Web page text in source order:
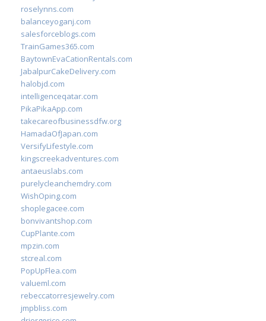
roselynns.com
balanceyoganj.com
salesforceblogs.com
TrainGames365.com
BaytownEvaCationRentals.com
JabalpurCakeDelivery.com
halobjd.com
intelligenceqatar.com
PikaPikaApp.com
takecareofbusinessdfw.org
HamadaOfJapan.com
VersifyLifestyle.com
kingscreekadventures.com
antaeuslabs.com
purelycleanchemdry.com
WishOping.com
shoplegacee.com
bonvivantshop.com
CupPlante.com
mpzin.com
stcreal.com
PopUpFlea.com
valueml.com
rebeccatorresjewelry.com
jmpbliss.com